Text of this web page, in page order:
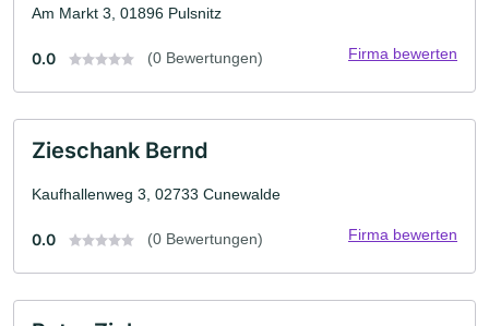
Am Markt 3, 01896 Pulsnitz
0.0 (0 Bewertungen) Firma bewerten
Zieschank Bernd
Kaufhallenweg 3, 02733 Cunewalde
0.0 (0 Bewertungen) Firma bewerten